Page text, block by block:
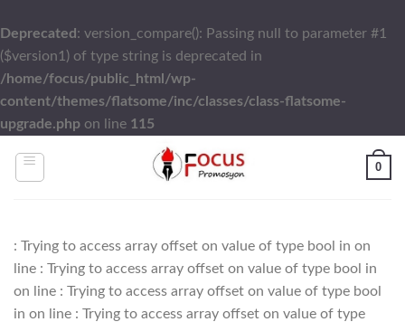
Deprecated : version_compare(): Passing null to parameter #1
($version1) of type string is deprecated in
/home/focus/public_html/wp-
content/themes/flatsome/inc/classes/class-flatsome-
upgrade.php on line 115
0
: Trying to access array offset on value of type bool in on
line : Trying to access array offset on value of type bool in
on line : Trying to access array offset on value of type bool
in on line : Trying to access array offset on value of type